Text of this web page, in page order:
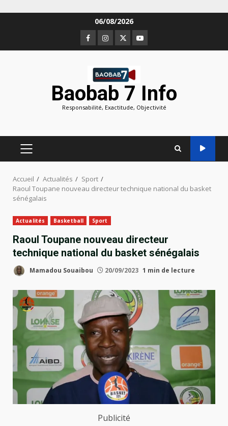
06/08/2026
Facebook
Instagram
TwitterYoutube
Baobab 7 Info
Responsabilité, Exactitude, Objectivité
MENU
PRINCIPAL
Accueil Actualités
Sport
Raoul Toupane nouveau directeur technique national du basket
sénégalais
Actualités Basketball Sport
Raoul Toupane nouveau directeur
technique national du basket sénégalais
Mamadou Souaibou 20/09/2023 1 min de lecture
Publicité